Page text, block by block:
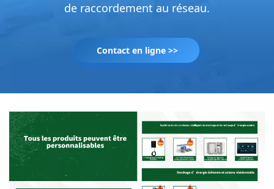
de raccordement au réseau.
Contact en ligne >>